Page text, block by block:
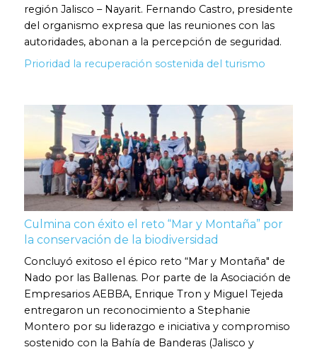
región Jalisco – Nayarit. Fernando Castro, presidente
del organismo expresa que las reuniones con las
autoridades, abonan a la percepción de seguridad.
Prioridad la recuperación sostenida del turismo
Culmina con éxito el reto “Mar y Montaña” por
la conservación de la biodiversidad
Concluyó exitoso el épico reto “Mar y Montaña" de
Nado por las Ballenas. Por parte de la Asociación de
Empresarios AEBBA, Enrique Tron y Miguel Tejeda
entregaron un reconocimiento a Stephanie
Montero por su liderazgo e iniciativa y compromiso
sostenido con la Bahía de Banderas (Jalisco y